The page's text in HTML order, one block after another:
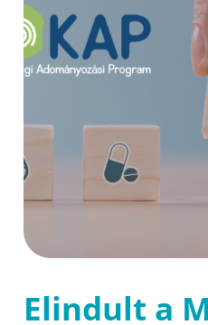
Elindult a